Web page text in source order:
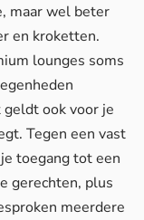
maar wel beter
en kroketten.
lounges soms
geldt ook voor je
Tegen een vast
toegang tot een
gerechten, plus
meerdere